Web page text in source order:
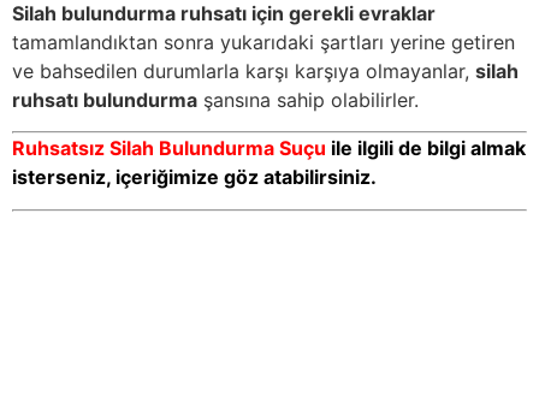
Silah bulundurma ruhsatı için gerekli evraklar
tamamlandıktan sonra yukarıdaki şartları yerine getiren
ve bahsedilen durumlarla karşı karşıya olmayanlar, silah
ruhsatı bulundurma şansına sahip olabilirler.
Ruhsatsız Silah Bulundurma Suçu ile ilgili de bilgi almak
isterseniz, içeriğimize göz atabilirsiniz.